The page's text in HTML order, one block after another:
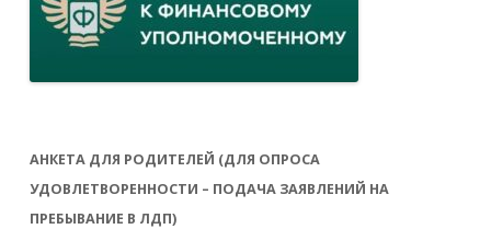
АНКЕТА ДЛЯ РОДИТЕЛЕЙ (ДЛЯ ОПРОСА
УДОВЛЕТВОРЕННОСТИ – ПОДАЧА ЗАЯВЛЕНИЙ НА
ПРЕБЫВАНИЕ В ЛДП)